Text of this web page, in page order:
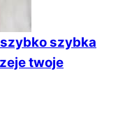
szybka
twoje